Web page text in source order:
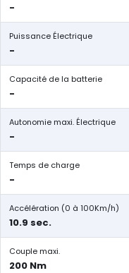
-
Puissance Électrique
-
Capacité de la batterie
-
Autonomie maxi. Électrique
-
Temps de charge
-
Accélération (0 à 100Km/h)
10.9 sec.
Couple maxi.
200 Nm